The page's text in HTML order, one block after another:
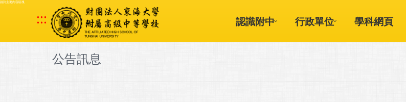
跳到主要內容區塊
::: 認識附中 行政單位 學科網頁
公告訊息